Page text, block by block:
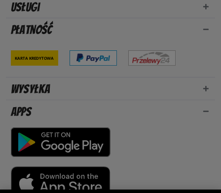
Usługi
Płatność
Karta kredytowa
Wysyłka
Apps